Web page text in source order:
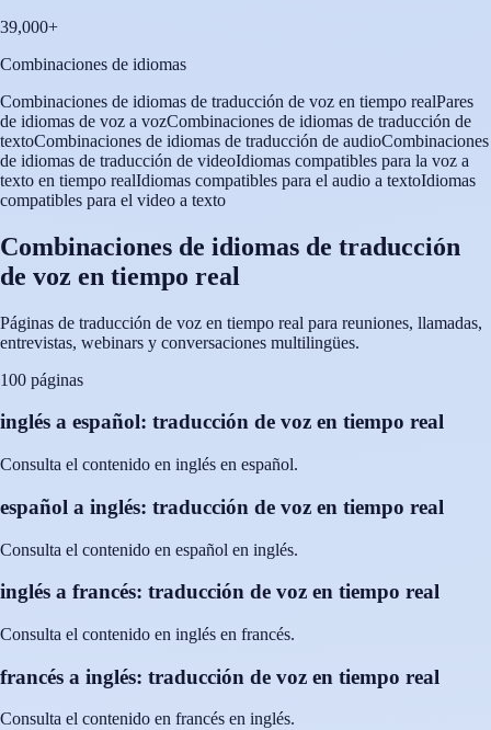
39,000+
Combinaciones de idiomas
Combinaciones de idiomas de traducción de voz en tiempo realPares
de idiomas de voz a vozCombinaciones de idiomas de traducción de
textoCombinaciones de idiomas de traducción de audioCombinaciones
de idiomas de traducción de videoIdiomas compatibles para la voz a
texto en tiempo realIdiomas compatibles para el audio a textoIdiomas
compatibles para el video a texto
Combinaciones de idiomas de traducción
de voz en tiempo real
Páginas de traducción de voz en tiempo real para reuniones, llamadas,
entrevistas, webinars y conversaciones multilingües.
100 páginas
inglés a español: traducción de voz en tiempo real
Consulta el contenido en inglés en español.
español a inglés: traducción de voz en tiempo real
Consulta el contenido en español en inglés.
inglés a francés: traducción de voz en tiempo real
Consulta el contenido en inglés en francés.
francés a inglés: traducción de voz en tiempo real
Consulta el contenido en francés en inglés.